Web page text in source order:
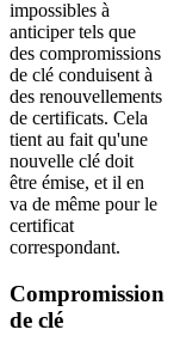
impossibles à
anticiper tels que
des compromissions
de clé conduisent à
des renouvellements
de certificats. Cela
tient au fait qu'une
nouvelle clé doit
être émise, et il en
va de même pour le
certificat
correspondant.
Compromission
de clé